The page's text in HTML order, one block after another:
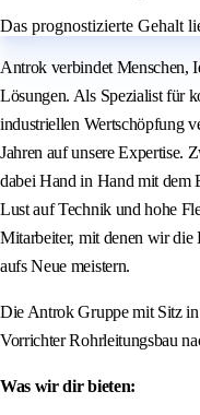
Das prognostizierte Gehalt
Antrok verbindet Menschen,
Lösungen. Als Spezialist für
industriellen Wertschöpfung
Jahren auf unsere Expertise.
dabei Hand in Hand mit dem
Lust auf Technik und hohe
Mitarbeiter, mit denen wir
aufs Neue meistern.
Die Antrok Gruppe mit Sitz
Vorrichter Rohrleitungsbau
Was wir dir bieten: